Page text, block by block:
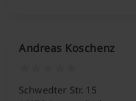
Andreas Koschenz
Schwedter Str. 15